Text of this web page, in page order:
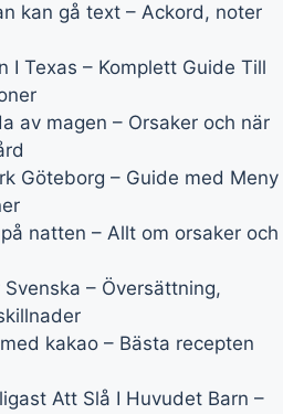
kan gå text – Ackord, noter
I Texas – Komplett Guide Till
av magen – Orsaker och när
Göteborg – Guide med Meny
natten – Allt om orsaker och
– Översättning,
kakao – Bästa recepten
Att Slå I Huvudet Barn –